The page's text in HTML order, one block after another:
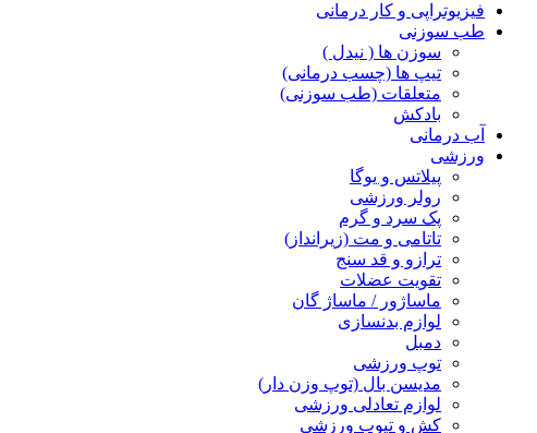
فیزیوتراپی و کار درمانی
طب سوزنی
سوزن ها ( نیدل )
تیپ ها (چسب درمانی)
متعلقات (طب سوزنی)
بادکش
آب درمانی
ورزشی
پیلاتس و یوگا
رولر ورزشی
پک سرد و گرم
تاتامی و مت (زیرانداز)
ترازو و قد سنج
تقویت عضلات
ماساژور / ماساژ گان
لوازم بدنسازی
دمبل
توپ ورزشی
مدیسن بال (توپ وزن دار)
لوازم تعادلی ورزشی
کش و تیوب ورزشی